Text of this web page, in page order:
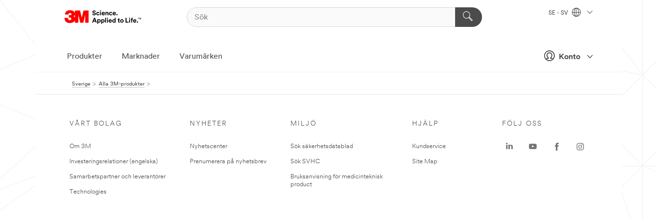
Konto
SE - SV
Produkter Marknader Varumärken
Sverige Alla 3M-produkter
VÅRT BOLAG
Om 3M
Investeringsrelationer (engelska)
Samarbetspartner och leverantörer
Technologies
NYHETER
Nyhetscenter
Prenumerera på nyhetsbrev
MILJÖ
Sök säkerhetsdatablad
Sök SVHC
Bruksanvisning för medicinteknisk
product
HJÄLP
Kundservice
Site Map
FÖLJ OSS